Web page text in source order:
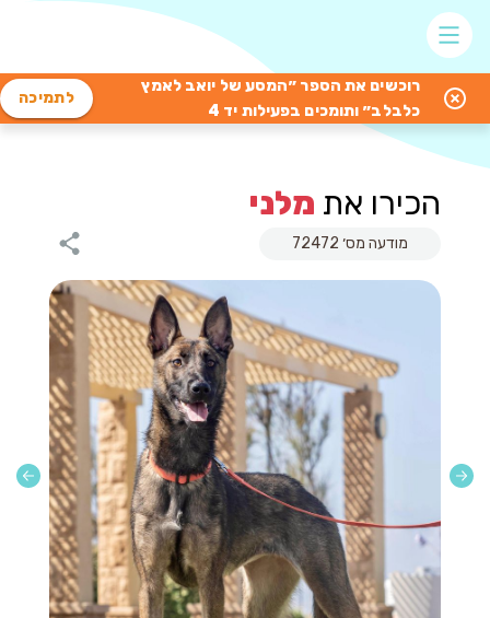
רוכשים את הספר ״המסע של יואב לאמץ
כלבלב״ ותומכים בפעילות יד 4
לתמיכה
הכירו את מלני
מודעה מס׳ 72472